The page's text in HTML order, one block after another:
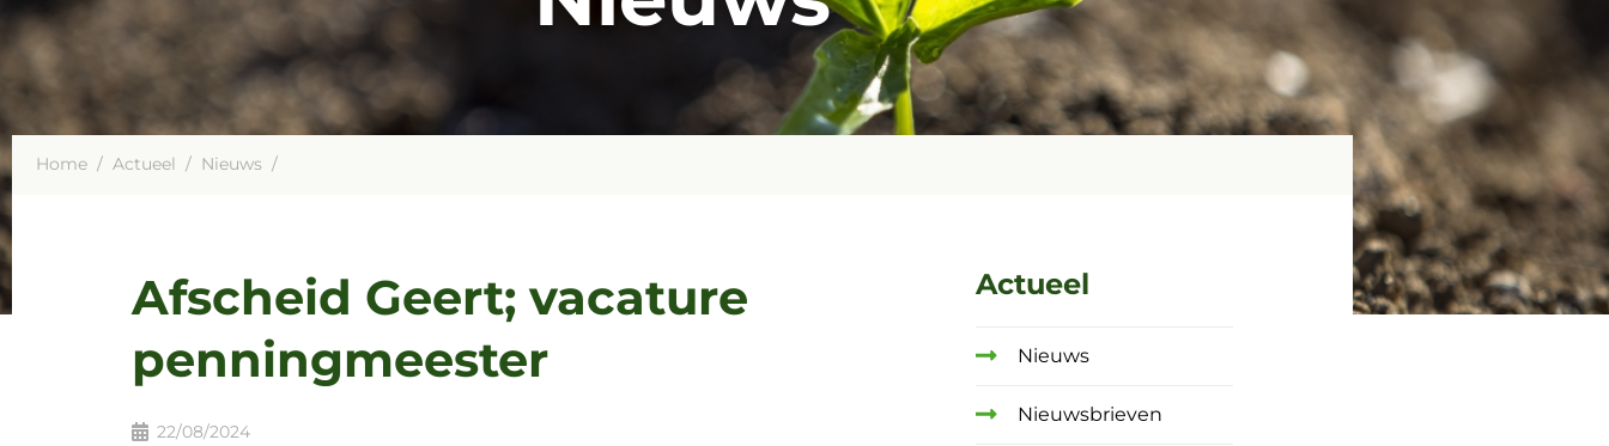
Home / Actueel / Nieuws /
Afscheid Geert; vacature
penningmeester
22/08/2024
Actueel
Nieuws
Nieuwsbrieven